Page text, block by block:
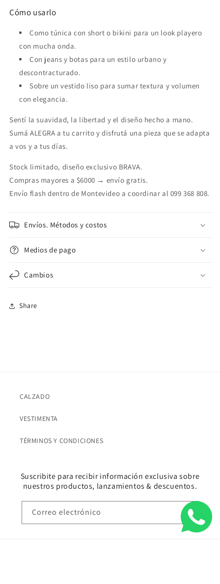
Cómo usarlo
Como túnica con short o bikini para un look playero
con mucha onda.
Con jeans y botas para un estilo urbano y
descontracturado.
Sobre un vestido liso para sumar textura y volumen
con elegancia.
Sentí la suavidad, la libertad y el diseño hecho a mano.
Sumá ALEGRA a tu carrito y disfrutá una pieza que se adapta
a vos y a tus días.
Stock limitado, diseño exclusivo BRAVA.
Compras mayores a $6000 → envío gratis.
Envío flash dentro de Montevideo a coordinar al 099 368 808.
Envíos. Métodos y costos
Medios de pago
Cambios
Share
CALZADO
VESTIMENTA
TÉRMINOS Y CONDICIONES
Suscribite para recibir información exclusiva sobre
nuestros productos, lanzamientos & descuentos.
Correo electrónico